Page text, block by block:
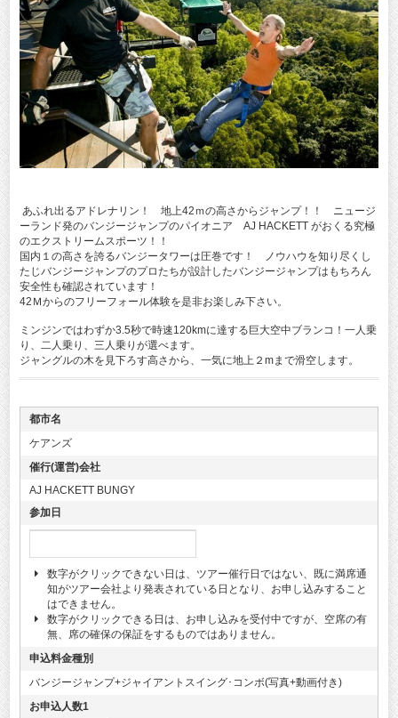
あふれ出るアドレナリン！ 地上42ｍの高さからジャンプ！！ ニュージ
ーランド発のバンジージャンプのパイオニア AJ HACKETT がおくる究極
のエクストリームスポーツ！！
国内１の高さを誇るバンジータワーは圧巻です！ ノウハウを知り尽くし
たじバンジージャンプのプロたちが設計したバンジージャンプはもちろん
安全性も確認されています！
42Ｍからのフリーフォール体験を是非お楽しみ下さい。
ミンジンではわずか3.5秒で時速120kmに達する巨大空中ブランコ！一人乗
り、二人乗り、三人乗りが選べます。
ジャングルの木を見下ろす高さから、一気に地上２mまで滑空します。
都市名
ケアンズ
催行(運営)会社
AJ HACKETT BUNGY
参加日
数字がクリックできない日は、ツアー催行日ではない、既に満席通
知がツアー会社より発表されている日となり、お申し込みすること
はできません。
数字がクリックできる日は、お申し込みを受付中ですが、空席の有
無、席の確保の保証をするものではありません。
申込料金種別
バンジージャンプ+ジャイアントスイング･コンボ(写真+動画付き)
お申込人数1